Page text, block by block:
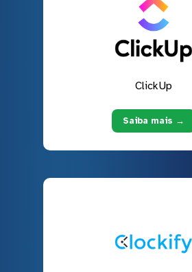
ClickUp
Saiba mais →